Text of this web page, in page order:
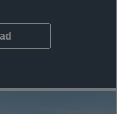
Registerkarte